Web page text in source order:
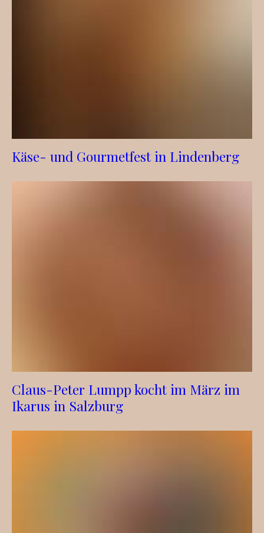
Käse- und Gourmetfest in Lindenberg
Claus-Peter Lumpp kocht im März im
Ikarus in Salzburg